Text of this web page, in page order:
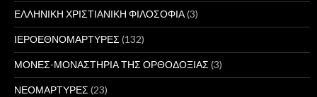
ΕΛΛΗΝΙΚΗ ΧΡΙΣΤΙΑΝΙΚΗ ΦΙΛΟΣΟΦΙΑ(3)
ΙΕΡΟΕΘΝΟΜΑΡΤΥΡΕΣ(132)
ΜΟΝΕΣ-ΜΟΝΑΣΤΗΡΙΑ ΤΗΣ ΟΡΘΟΔΟΞΙΑΣ(3)
ΝΕΟΜΑΡΤΥΡΕΣ(23)